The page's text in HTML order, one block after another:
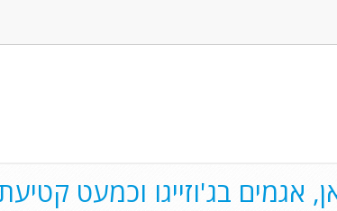
אגמים בג'וזייגו וכמעט